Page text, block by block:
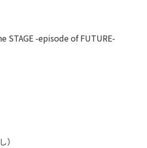
STAGE -episode of FUTURE-